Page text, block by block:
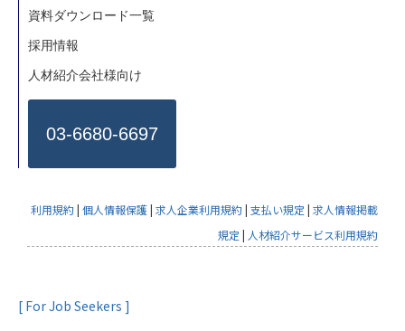
資料ダウンロード一覧
採用情報
人材紹介会社様向け
03-6680-6697
利用規約| 個人情報保護| 求人企業利用規約| 支払い規定 | 求人情報掲載
規定 | 人材紹介サービス利用規約
[ For Job Seekers ]